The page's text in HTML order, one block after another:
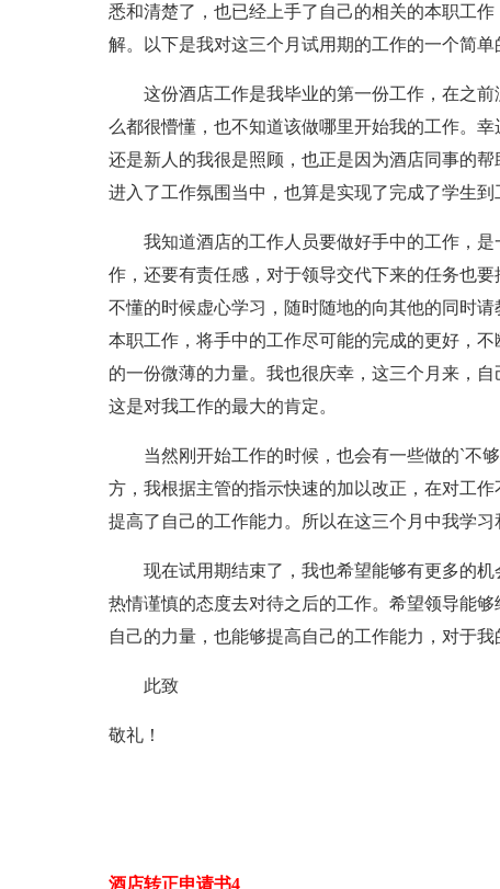
悉和清楚了，也已经上手了自己的相关的本职工
解。以下是我对这三个月试用期的工作的一个简单
这份酒店工作是我毕业的第一份工作，在之前
么都很懵懂，也不知道该做哪里开始我的工作。
还是新人的我很是照顾，也正是因为酒店同事的
进入了工作氛围当中，也算是实现了完成了学生到
我知道酒店的工作人员要做好手中的工作，是
作，还要有责任感，对于领导交代下来的任务也
不懂的时候虚心学习，随时随地的向其他的同时
本职工作，将手中的工作尽可能的完成的更好，
的一份微薄的力量。我也很庆幸，这三个月来，
这是对我工作的最大的肯定。
当然刚开始工作的时候，也会有一些做的`不够
方，我根据主管的指示快速的加以改正，在对工
提高了自己的工作能力。所以在这三个月中我学习
现在试用期结束了，我也希望能够有更多的机
热情谨慎的态度去对待之后的工作。希望领导能
自己的力量，也能够提高自己的工作能力，对于
此致
敬礼！
酒店转正申请书4